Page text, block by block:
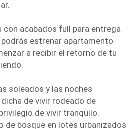
acabados full para entrega
estrenar apartamento
a recibir el retorno de tu
soleados y las noches
de vivir rodeado de
de vivir tranquilo.
de bosque en lotes urbanizados